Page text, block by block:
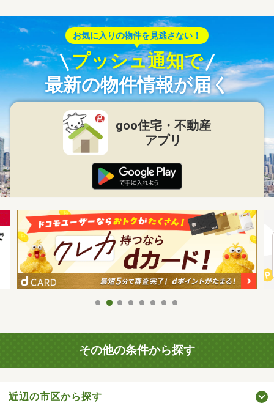
お気に入りの物件を見逃さない！
プッシュ通知で
最新の物件情報が届く
goo住宅・不動産
アプリ
その他の条件から探す
近辺の市区から探す